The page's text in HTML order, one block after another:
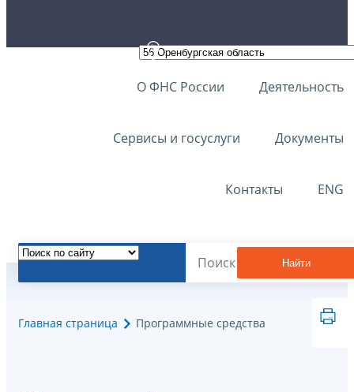
О ФНС России Деятельность
Сервисы и госуслуги Документы
Контакты ENG
Найти
Главная страница Программные средства